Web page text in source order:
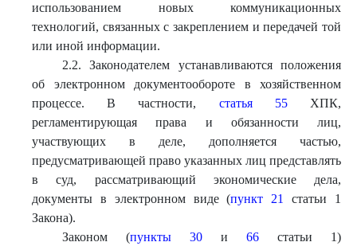
использованием новых коммуникационных
технологий, связанных с закреплением и передачей той
или иной информации.
2.2. Законодателем устанавливаются положения
об электронном документообороте в хозяйственном
процессе. В частности, статья 55ХПК,
регламентирующая права и обязанности лиц,
участвующих в деле, дополняется частью,
предусматривающей право указанных лиц представлять
в суд, рассматривающий экономические дела,
документы в электронном виде (пункт 21
статьи 1
Закона).
Законом (пункты 30и 66статьи 1)